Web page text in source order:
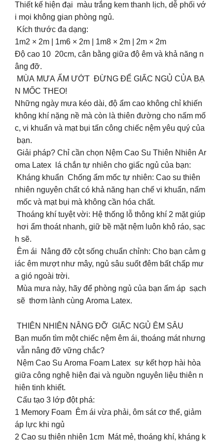
Thiết kế hiện đại màu trắng kem thanh lịch, dễ phối vớ
i mọi không gian phòng ngủ.
Kích thước đa dạng:
1m2 × 2m | 1m6 × 2m | 1m8 × 2m | 2m × 2m
Độ cao 10 20cm, cân bằng giữa độ êm và khả năng n
âng đỡ.
MÙA MƯA ẨM ƯỚT ĐỪNG ĐỂ GIẤC NGỦ CỦA BẠ
N MỐC THEO!
Những ngày mưa kéo dài, độ ẩm cao không chỉ khiến
không khí nặng nề mà còn là thiên đường cho nấm mố
c, vi khuẩn và mạt bụi tấn công chiếc nệm yêu quý của
bạn.
Giải pháp? Chỉ cần chọn Nệm Cao Su Thiên Nhiên Ar
oma Latex lá chắn tự nhiên cho giấc ngủ của bạn:
Kháng khuẩn Chống ẩm mốc tự nhiên: Cao su thiên
nhiên nguyên chất có khả năng hạn chế vi khuẩn, nấm
mốc và mạt bụi mà không cần hóa chất.
Thoáng khí tuyệt vời: Hệ thống lỗ thông khí 2 mặt giúp
hơi ẩm thoát nhanh, giữ bề mặt nệm luôn khô ráo, sạc
h sẽ.
Êm ái Nâng đỡ cột sống chuẩn chỉnh: Cho bạn cảm g
iác êm mượt như mây, ngủ sâu suốt đêm bất chấp mư
a gió ngoài trời.
Mùa mưa này, hãy để phòng ngủ của bạn ấm áp sạch
sẽ thơm lành cùng Aroma Latex.
THIÊN NHIÊN NÂNG ĐỠ GIẤC NGỦ ÊM SÂU
Bạn muốn tìm một chiếc nệm êm ái, thoáng mát nhưng
vẫn nâng đỡ vững chắc?
Nệm Cao Su Aroma Foam Latex sự kết hợp hài hòa
giữa công nghệ hiện đại và nguồn nguyên liệu thiên n
hiên tinh khiết.
Cấu tạo 3 lớp đột phá:
1️ Memory Foam Êm ái vừa phải, ôm sát cơ thể, giảm
áp lực khi ngủ
2️ Cao su thiên nhiên 1cm Mát mẻ, thoáng khí, kháng k